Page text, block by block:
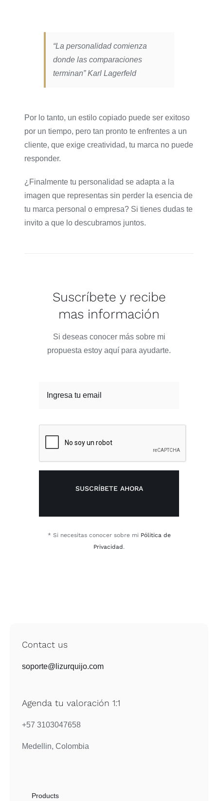
“La personalidad comienza
donde las comparaciones
terminan” Karl Lagerfeld
Por lo tanto, un estilo copiado puede ser exitoso
por un tiempo, pero tan pronto te enfrentes a un
cliente, que exige creatividad, tu marca no puede
responder.
¿Finalmente tu personalidad se adapta a la
imagen que representas sin perder la esencia de
tu marca personal o empresa? Si tienes dudas te
invito a que lo descubramos juntos.
Suscríbete y recibe
mas información
Si deseas conocer más sobre mi
propuesta estoy aquí para ayudarte.
SUSCRÍBETE AHORA
* Si necesitas conocer sobre mi Pólitica de
Privacidad .
Contact us
soporte@lizurquijo.com
Agenda tu valoración 1:1
+57 3103047658
Medellin, Colombia
Products